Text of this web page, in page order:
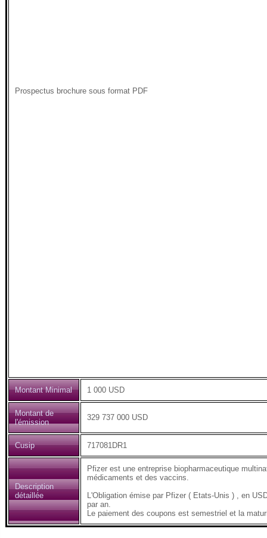
Prospectus brochure sous format PDF
Montant Minimal 1 000 USD
Montant de
l'émission
329 737 000 USD
Cusip 717081DR1
Description
détaillée
Pfizer est une entreprise biopharmaceutique
médicaments et des vaccins.
L'Obligation émise par Pfizer ( Etats-Unis ) , en
par an.
Le paiement des coupons est semestriel et la